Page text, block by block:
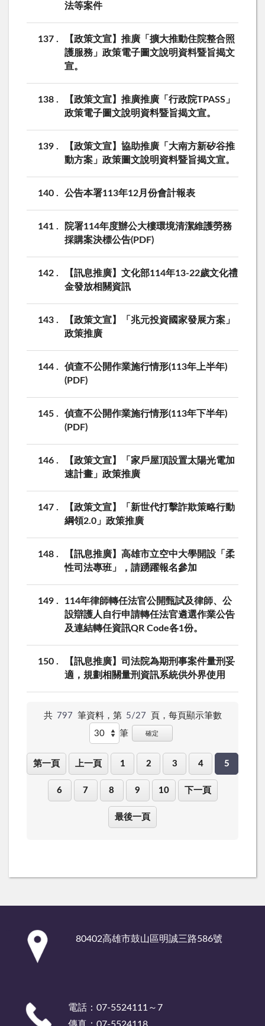
法等案件
137
【政策文宣】推廣「擴大推動住院整合照
護服務」政策電子圖文說明資料暨旨揭文
宣。
138
【政策文宣】推廣推廣「行政院TPASS」
政策電子圖文說明資料暨旨揭文宣。
139
【政策文宣】協助推廣「大南方新矽谷推
動方案」政策圖文說明資料暨旨揭文宣。
140 公告本署113年12月份會計報表
141
院署114年度辦公大樓環境清潔維護勞務
採購案決標公告(PDF)
142
【訊息推廣】文化部114年13-22歲文化禮
金發放相關資訊
143
【政策文宣】「兆元投資國家發展方案」
政策推廣
144
偵查不公開作業施行情形(113年上半年)
(PDF)
145
偵查不公開作業施行情形(113年下半年)
(PDF)
146
【政策文宣】「家戶屋頂設置太陽光電加
速計畫」政策推廣
147
【政策文宣】「新世代打擊詐欺策略行動
綱領2.0」政策推廣
148
【訊息推廣】高雄市立空中大學開設「柔
性司法專班」，請踴躍報名參加
149
114年律師轉任法官公開甄試及律師、公
設辯護人自行申請轉任法官遴選作業公告
及連結轉任資訊QR Code各1份。
150
【訊息推廣】司法院為期刑事案件量刑妥
適，規劃相關量刑資訊系統供外界使用
共 797 筆資料，第 5/27 頁， 每頁顯示筆數
筆
確定
第一頁 上一頁 1 2 3 4 5
6 7 8 9 10 下一頁
最後一頁
80402高雄市鼓山區明誠三路586號
電話：07-5524111～7